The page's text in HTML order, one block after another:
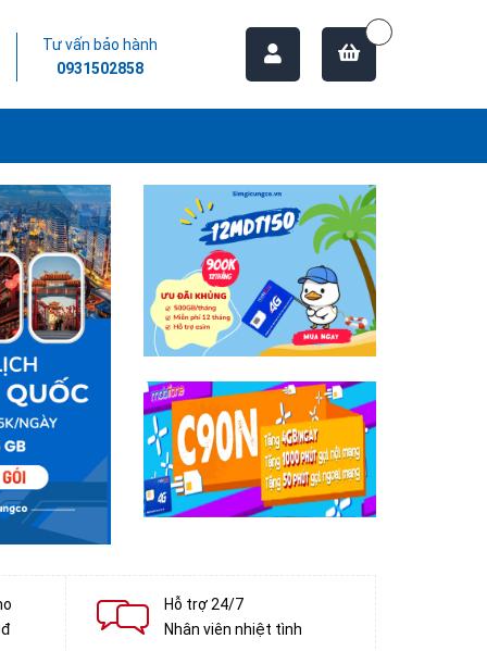
Tư vấn bảo hành
0931502858
Hỗ trợ 24/7
Nhân viên nhiệt tình